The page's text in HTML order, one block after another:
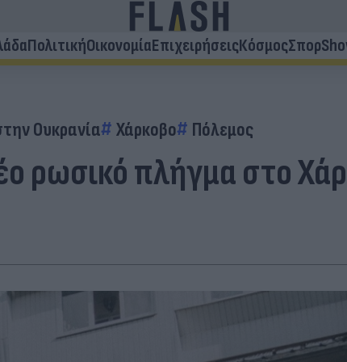
ΠολιτικήΟικονομίαΕπιχειρήσειςΚόσμοςΣπορ
Ουκρανία Χάρκοβο Πόλεμος
ρωσικό πλήγμα στο